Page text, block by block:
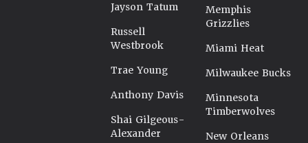
Jayson Tatum
Russell
Westbrook
Trae Young
Anthony Davis
Shai Gilgeous-
Alexander
Memphis
Grizzlies
Miami Heat
Milwaukee Bucks
Minnesota
Timberwolves
New Orleans